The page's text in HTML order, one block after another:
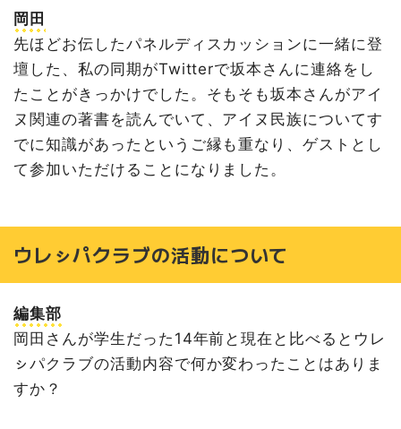
岡田
先ほどお伝したパネルディスカッションに一緒に登
壇した、私の同期がTwitterで坂本さんに連絡をし
たことがきっかけでした。そもそも坂本さんがアイ
ヌ関連の著書を読んでいて、アイヌ民族についてす
でに知識があったというご縁も重なり、ゲストとし
て参加いただけることになりました。
ウレㇱパクラブの活動について
編集部
岡田さんが学生だった14年前と現在と比べるとウレ
ㇱパクラブの活動内容で何か変わったことはありま
すか？